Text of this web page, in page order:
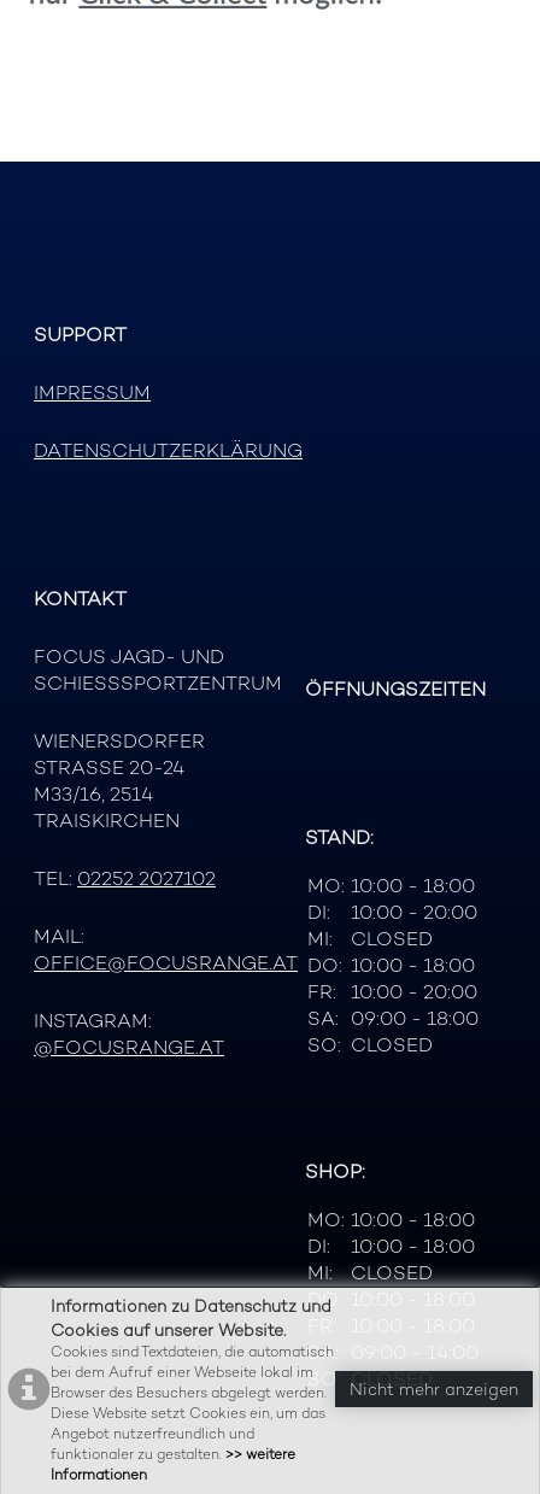
Informationen zu Datenschutz und
Cookies auf unserer Website.
Cookies sind Textdateien, die automatisch
bei dem Aufruf einer Webseite lokal im
Browser des Besuchers abgelegt werden.
Diese Website setzt Cookies ein, um das
Angebot nutzerfreundlich und
funktionaler zu gestalten. >> weitere
Informationen
Nicht mehr anzeigen
SUPPORT
IMPRESSUM
DATENSCHUTZERKLÄRUNG
KONTAKT
FOCUS JAGD- UND
SCHIESSSPORTZENTRUM
WIENERSDORFER
STRASSE 20-24
M33/16, 2514
TRAISKIRCHEN
TEL: 02252 2027102
MAIL:
OFFICE@FOCUSRANGE.AT
INSTAGRAM:
@FOCUSRANGE.AT
ÖFFNUNGSZEITEN
STAND:
MO: 10:00 - 18:00
DI:
10:00 - 20:00
MI:
CLOSED
DO: 10:00 - 18:00
FR:
10:00 - 20:00
SA: 09:00 - 18:00
SO: CLOSED
SHOP:
MO: 10:00 - 18:00
DI:
10:00 - 18:00
MI:
CLOSED
DO:
SA:
09:00 - 14:00
SO: CLOSED